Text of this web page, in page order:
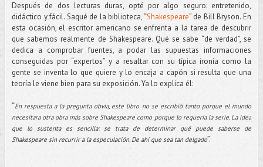
Después de dos lecturas duras, opté por algo seguro: entretenido,
didáctico y fácil. Saqué de la biblioteca, “Shakespeare” de Bill Bryson. En
esta ocasión, el escritor americano se enfrenta a la tarea de descubrir
que sabemos realmente de Shakespeare. Qué se sabe “de verdad”, se
dedica a comprobar fuentes, a podar las supuestas informaciones
conseguidas por “expertos” y a resaltar con su típica ironía como la
gente se inventa lo que quiere y lo encaja a capón si resulta que una
teoría le viene bien para su exposición. Ya lo explica él:
“En respuesta a la pregunta obvia, este libro no se escribió tanto porque el mundo
necesitara otra obra más sobre Shakespeare como porque lo requería la serie. La idea
que lo sustenta es sencilla: se trata de determinar qué puede saberse de
Shakespeare sin recurrir a la especulación. De ahí que sea tan delgado”.